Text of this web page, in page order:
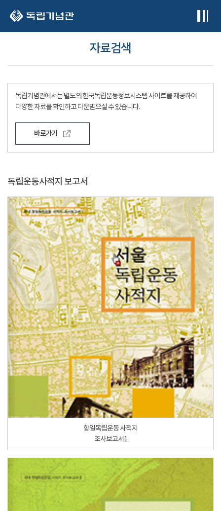
자료검색
독립기념관에서는 별도의 한국독립운동정보시스템 사이트를 제공하여
다양한 자료를 확인하고 다운받으실 수 있습니다.
바로가기
독립운동사적지 보고서
항일독립운동 사적지
조사보고서1